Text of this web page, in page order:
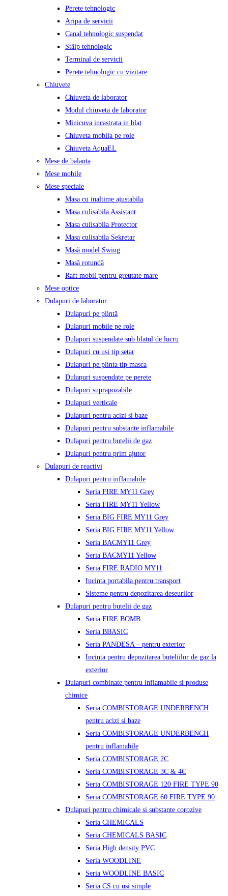
Perete tehnologic
Aripa de servicii
Canal tehnologic suspendat
Stâlp tehnologic
Terminal de servicii
Perete tehnologic cu vizitare
Chiuvete
Chiuveta de laborator
Modul chiuveta de laborator
Minicuva incastrata in blat
Chiuveta mobila pe role
Chiuveta AquaEL
Mese de balanta
Mese mobile
Mese speciale
Masa cu inaltime ajustabila
Masa culisabila Assistant
Masa culisabila Protector
Masa culisabila Sekretar
Masă model Swing
Masă rotundă
Raft mobil pentru greutate mare
Mese optice
Dulapuri de laborator
Dulapuri pe plintă
Dulapuri mobile pe role
Dulapuri suspendate sub blatul de lucru
Dulapuri cu usi tip setar
Dulapuri pe plinta tip masca
Dulapuri suspendate pe perete
Dulapuri suprapozabile
Dulapuri verticale
Dulapuri pentru acizi si baze
Dulapuri pentru substante inflamabile
Dulapuri pentru butelii de gaz
Dulapuri pentru prim ajutor
Dulapuri de reactivi
Dulapuri pentru inflamabile
Seria FIRE MY11 Grey
Seria FIRE MY11 Yellow
Seria BIG FIRE MY11 Grey
Seria BIG FIRE MY11 Yellow
Seria BACMY11 Grey
Seria BACMY11 Yellow
Seria FIRE RADIO MY11
Incinta portabila pentru transport
Sisteme pentru depozitarea deseurilor
Dulapuri pentru butelii de gaz
Seria FIRE BOMB
Seria BBASIC
Seria PANDESA – pentru exterior
Incinta pentru depozitarea buteliilor de gaz la
exterior
Dulapuri combinate pentru inflamabile si produse
chimice
Seria COMBISTORAGE UNDERBENCH
pentru acizi si baze
Seria COMBISTORAGE UNDERBENCH
pentru inflamabile
Seria COMBISTORAGE 2C
Seria COMBISTORAGE 3C & 4C
Seria COMBISTORAGE 120 FIRE TYPE 90
Seria COMBISTORAGE 60 FIRE TYPE 90
Dulapuri pentru chimicale si substante corozive
Seria CHEMICALS
Seria CHEMICALS BASIC
Seria High density PVC
Seria WOODLINE
Seria WOODLINE BASIC
Seria CS cu usi simple